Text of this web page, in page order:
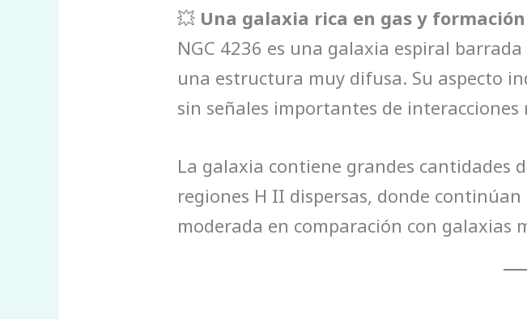
💥 Una galaxia rica en gas y
NGC 4236 es una galaxia espiral
una estructura muy difusa. Su aspecto
sin señales importantes de interacciones
La galaxia contiene grandes cantidades
regiones H II dispersas, donde
moderada en comparación con galaxias